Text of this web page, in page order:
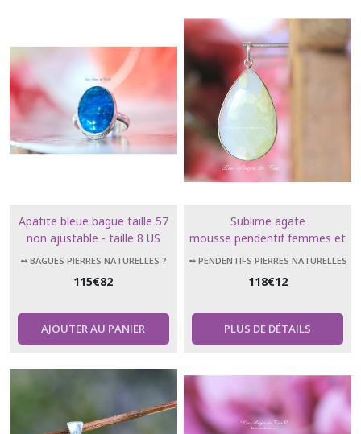
Apatite bleue bague taille 57
non ajustable - taille 8 US
➻ BAGUES PIERRES NATURELLES ?
115€82
AJOUTER AU PANIER
Sublime agate
mousse pendentif femmes et
hommes
➻ PENDENTIFS PIERRES NATURELLES
118€12
PLUS DE DÉTAILS